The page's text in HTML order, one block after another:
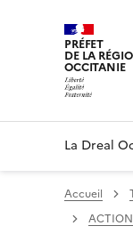
PRÉFET
DE LA
OCCITANIE
La Dreal
Accueil